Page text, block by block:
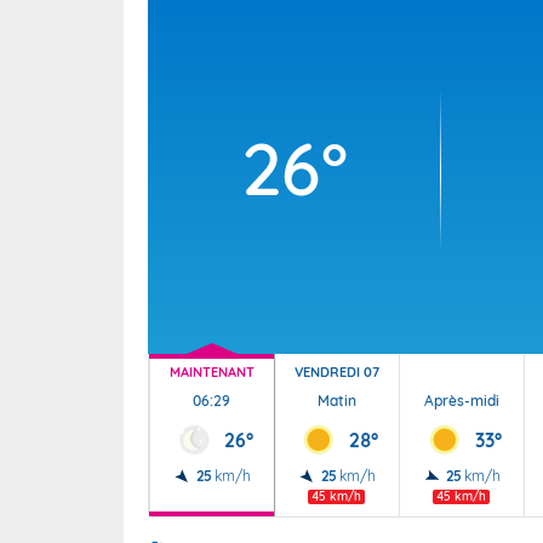
26°
MAINTENANT
06:29
26°
25 km/h
VENDREDI 07
Matin
28°
25 km/h
45 km/h
Après-midi
33°
25 km/h
45 km/h